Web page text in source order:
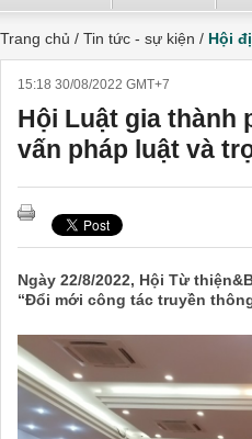
Trang chủ / Tin tức - sự kiện / Hội
15:18 30/08/2022 GMT+7
Hội Luật gia thành
vấn pháp luật và
Ngày 22/8/2022, Hội Từ
“Đổi mới công tác truyền